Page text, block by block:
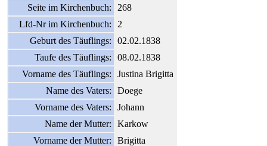
Seite im Kirchenbuch:
268
Lfd-Nr im Kirchenbuch:
2
Geburt des Täuflings:
02.02.1838
Taufe des Täuflings:
08.02.1838
Vorname des Täuflings:
Justina Brigitta
Name des Vaters:
Doege
Vorname des Vaters:
Johann
Name der Mutter:
Karkow
Vorname der Mutter:
Brigitta